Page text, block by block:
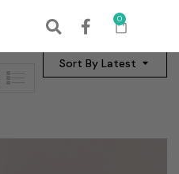
0
Sort By Latest